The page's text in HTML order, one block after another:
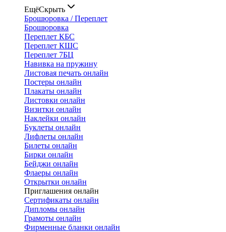
ЕщёСкрыть
Брошюровка / Переплет
Брошюровка
Переплет КБС
Переплет КШС
Переплет 7БЦ
Навивка на пружину
Листовая печать онлайн
Постеры онлайн
Плакаты онлайн
Листовки онлайн
Визитки онлайн
Наклейки онлайн
Буклеты онлайн
Лифлеты онлайн
Билеты онлайн
Бирки онлайн
Бейджи онлайн
Флаеры онлайн
Открытки онлайн
Приглашения онлайн
Сертификаты онлайн
Дипломы онлайн
Грамоты онлайн
Фирменные бланки онлайн